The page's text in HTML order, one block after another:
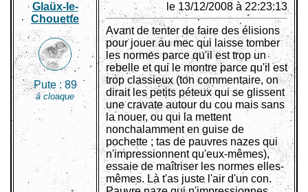
Glaüx-le-
Chouette
Pute :89
à cloaque
le 13/12/2008 à 22:23:13
Avant de tenter de faire des élisions
pour jouer au mec qui laisse tomber
les normes parce qu'il est trop un
rebelle et qui le montre parce qu'il est
trop classieux (ton commentaire, on
dirait les petits péteux qui se glissent
une cravate autour du cou mais sans
la nouer, ou qui la mettent
nonchalamment en guise de
pochette ; tas de pauvres nazes qui
n'impressionnent qu'eux-mêmes),
essaie de maîtriser les normes elles-
mêmes. Là t'as juste l'air d'un con.